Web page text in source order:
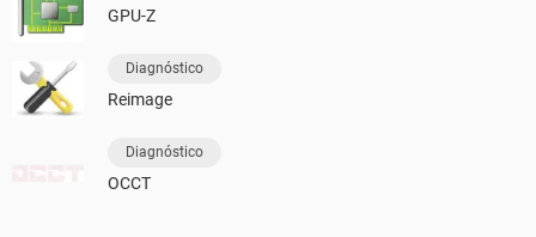
GPU-Z
Diagnóstico
Reimage
Diagnóstico
OCCT